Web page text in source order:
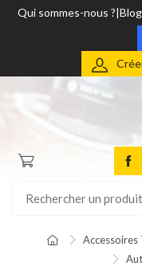
Qui sommes-nous ? Blog
Accessoires